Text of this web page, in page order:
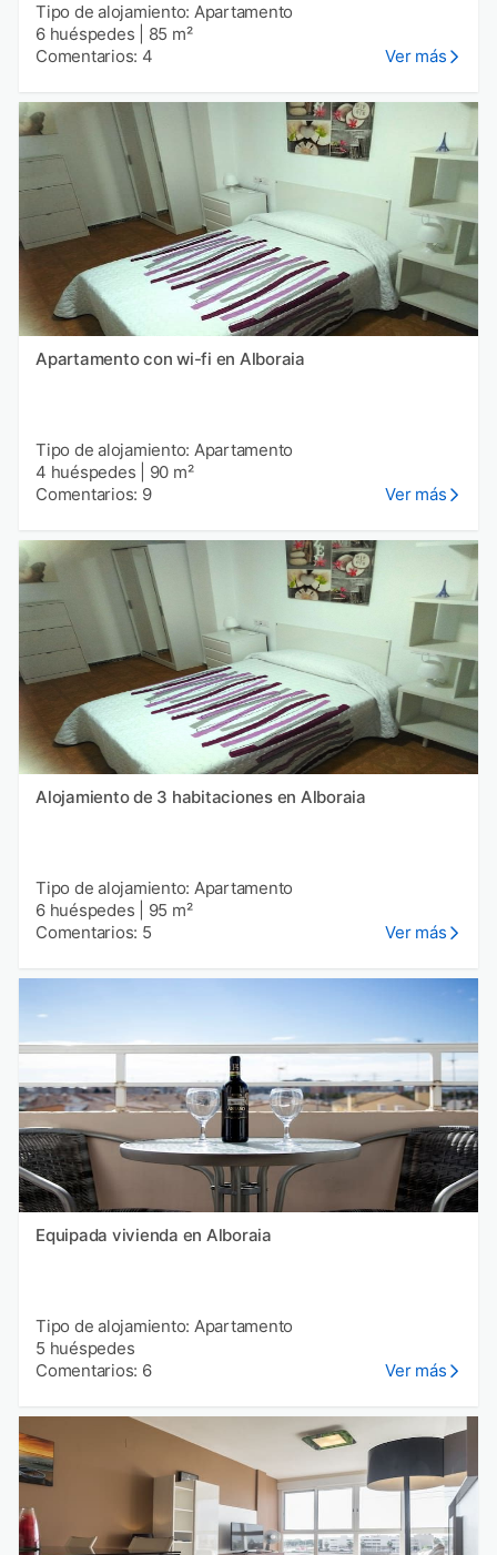
Tipo de alojamiento: Apartamento
6 huéspedes
85 m²
Comentarios: 4
Ver más
Apartamento con wi-fi en Alboraia
Tipo de alojamiento: Apartamento
4 huéspedes
90 m²
Comentarios: 9
Ver más
Alojamiento de 3 habitaciones en Alboraia
Tipo de alojamiento: Apartamento
6 huéspedes
95 m²
Comentarios: 5
Ver más
Equipada vivienda en Alboraia
Tipo de alojamiento: Apartamento
5 huéspedes
Comentarios: 6
Ver más